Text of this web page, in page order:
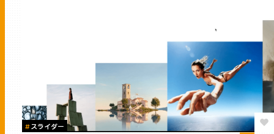
#スライダー